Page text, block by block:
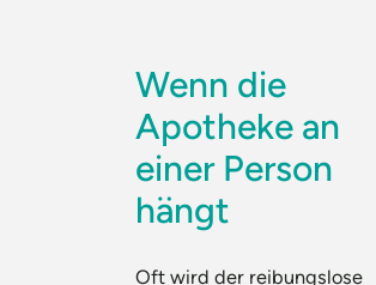
Wenn die
Apotheke an
einer Person
hängt
Oft wird der reibungslose